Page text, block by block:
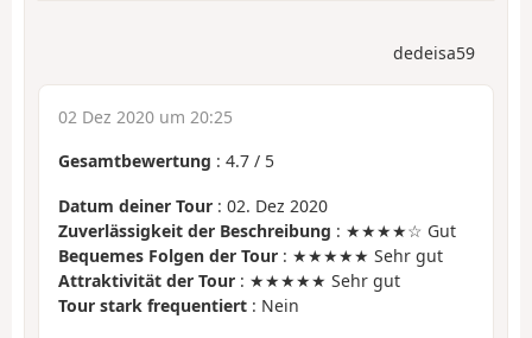
dedeisa59
02 Dez 2020 um 20:25
Gesamtbewertung : 4.7 / 5
Datum deiner Tour : 02. Dez 2020
Zuverlässigkeit der Beschreibung : ★★★★☆ Gut
Bequemes Folgen der Tour : ★★★★★ Sehr gut
Attraktivität der Tour : ★★★★★ Sehr gut
Tour stark frequentiert : Nein